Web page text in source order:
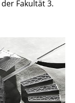
der Fakultät 3.